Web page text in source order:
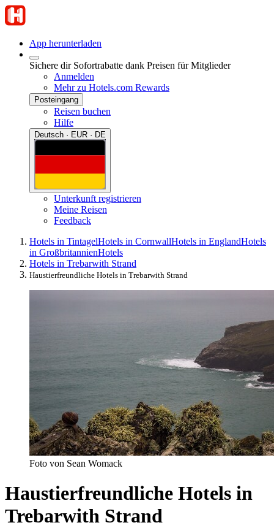
App herunterladen
Sichere dir Sofortrabatte dank Preisen für Mitglieder
Anmelden
Mehr zu Hotels.com Rewards
Posteingang
Reisen buchen
Hilfe
Deutsch · EUR · DE
Unterkunft registrieren
Meine Reisen
Feedback
Hotels in TintagelHotels in CornwallHotels in EnglandHotels
in GroßbritannienHotels
Hotels in Trebarwith Strand
Haustierfreundliche Hotels in Trebarwith Strand
Foto von Sean Womack
Haustierfreundliche Hotels in
Trebarwith Strand